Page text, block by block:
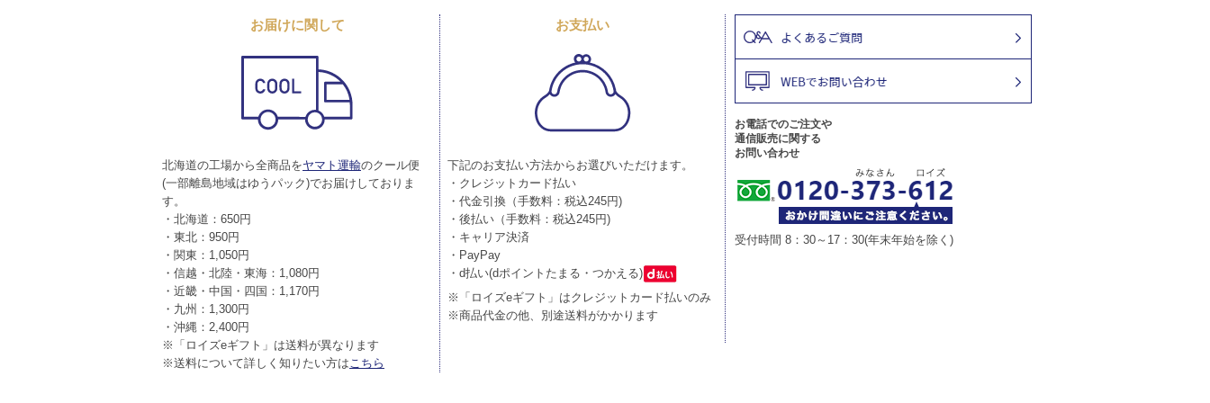
お届けに関して
北海道の工場から全商品をヤマト運輸のクール便
(一部離島地域はゆうパック)でお届けしておりま
す。
・北海道：650円
・東北：950円
・関東：1,050円
・信越・北陸・東海：1,080円
・近畿・中国・四国：1,170円
・九州：1,300円
・沖縄：2,400円
※「ロイズeギフト」は送料が異なります
※送料について詳しく知りたい方はこちら
お支払い
下記のお支払い方法からお選びいただけます。
・クレジットカード払い
・代金引換（手数料：税込245円)
・後払い（手数料：税込245円)
・キャリア決済
・PayPay
・d払い(dポイントたまる・つかえる)
※「ロイズeギフト」はクレジットカード払いのみ
※商品代金の他、別途送料がかかります
お電話でのご注文や
通信販売に関する
お問い合わせ
受付時間 8：30～17：30(年末年始を除く)